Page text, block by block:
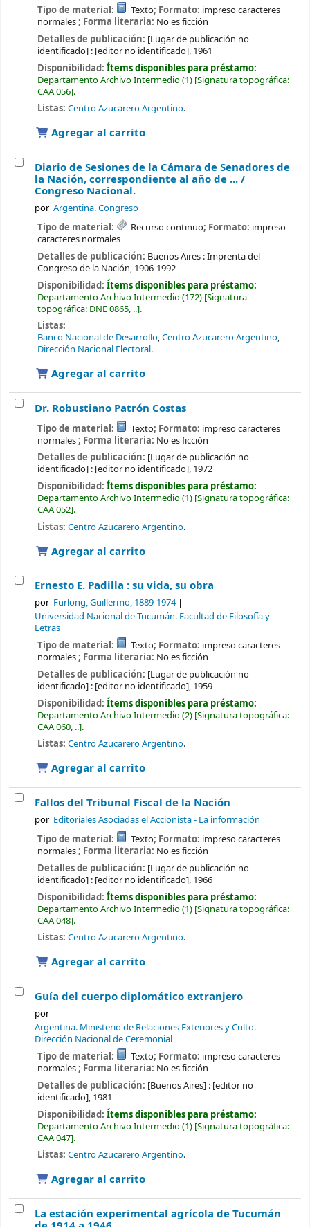
Tipo de material: Texto; Formato: impreso caracteres
normales; Forma literaria: No es ficción
Detalles de publicación: [Lugar de publicación no
identificado] : [editor no identificado], 1961
Disponibilidad: Ítems disponibles para préstamo:
Departamento Archivo Intermedio(1) Signatura topográfica:
CAA 056 .
Listas: Centro Azucarero Argentino.
Agregar al carrito
Diario de Sesiones de la Cámara de Senadores de
la Nación, correspondiente al año de ... /
Congreso Nacional.
por Argentina. Congreso
Tipo de material: Recurso continuo; Formato: impreso
caracteres normales
Detalles de publicación: Buenos Aires :Imprenta del
Congreso de la Nación, 1906-1992
Disponibilidad: Ítems disponibles para préstamo:
Departamento Archivo Intermedio(172) Signatura
topográfica: DNE 0865, .. .
Listas:
Banco Nacional de Desarrollo,Centro Azucarero Argentino,
Dirección Nacional Electoral.
Agregar al carrito
Dr. Robustiano Patrón Costas
Tipo de material: Texto; Formato: impreso caracteres
normales; Forma literaria: No es ficción
Detalles de publicación: [Lugar de publicación no
identificado] : [editor no identificado], 1972
Disponibilidad: Ítems disponibles para préstamo:
Departamento Archivo Intermedio(1) Signatura topográfica:
CAA 052 .
Listas: Centro Azucarero Argentino.
Agregar al carrito
Ernesto E. Padilla : su vida, su obra
por Furlong, Guillermo, 1889-1974
Universidad Nacional de Tucumán. Facultad de Filosofía y
Letras
Tipo de material: Texto; Formato: impreso caracteres
normales; Forma literaria: No es ficción
Detalles de publicación: [Lugar de publicación no
identificado] : [editor no identificado], 1959
Disponibilidad: Ítems disponibles para préstamo:
Departamento Archivo Intermedio(2) Signatura topográfica:
CAA 060, .. .
Listas: Centro Azucarero Argentino.
Agregar al carrito
Fallos del Tribunal Fiscal de la Nación
por Editoriales Asociadas el Accionista - La información
Tipo de material: Texto; Formato: impreso caracteres
normales; Forma literaria: No es ficción
Detalles de publicación: [Lugar de publicación no
identificado] : [editor no identificado], 1966
Disponibilidad: Ítems disponibles para préstamo:
Departamento Archivo Intermedio(1) Signatura topográfica:
CAA 048 .
Listas: Centro Azucarero Argentino.
Agregar al carrito
Guía del cuerpo diplomático extranjero
por
Argentina. Ministerio de Relaciones Exteriores y Culto.
Dirección Nacional de Ceremonial
Tipo de material: Texto; Formato: impreso caracteres
normales; Forma literaria: No es ficción
Detalles de publicación: [Buenos Aires] : [editor no
identificado], 1981
Disponibilidad: Ítems disponibles para préstamo:
Departamento Archivo Intermedio(1) Signatura topográfica:
CAA 047 .
Listas: Centro Azucarero Argentino.
Agregar al carrito
La estación experimental agrícola de Tucumán